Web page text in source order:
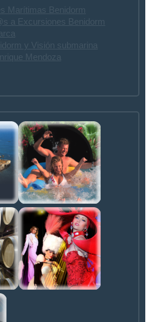
Marítimas Benidorm
a Excursiones Benidorm
y Visión submarina
Mendoza